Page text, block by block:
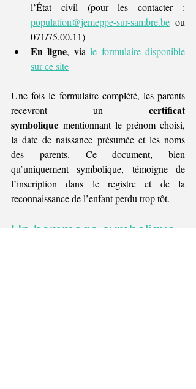
population@jemeppe-sur-sambre.be ou
071/75.00.11)
En ligne, via le formulaire disponible
sur ce site
Une fois le formulaire complété, les parents
recevront un certificat
symbolique mentionnant le prénom choisi,
la date de naissance présumée et les noms
des parents. Ce document, bien
qu’uniquement symbolique, témoigne de
l’inscription dans le registre et de la
reconnaissance de l’enfant perdu trop tôt.
Un hommage symbolique